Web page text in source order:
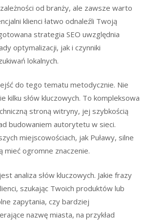
od branży, ale zawsze warto
klienci łatwo odnaleźli Twoją
strategia SEO uwzględnia
optymalizacji, jak i czynniki
lokalnych.
do tego tematu metodycznie. Nie
kilku słów kluczowych. To kompleksowa
stroną witryny, jej szybkością
budowaniem autorytetu w sieci.
miejscowościach, jak Puławy, silne
mieć ogromne znaczenie.
analiza słów kluczowych. Jakie frazy
szukając Twoich produktów lub
zapytania, czy bardziej
nazwę miasta, na przykład